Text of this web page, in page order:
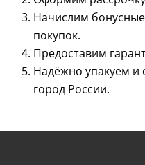
Начислим
покупок.
Предоставим
Надёжно упакуем и
город России.